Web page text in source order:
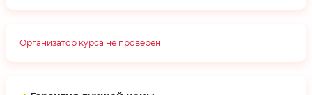
Организатор курса не проверен